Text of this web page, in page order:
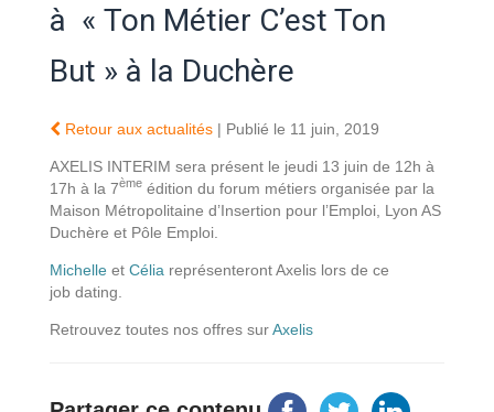
à « Ton Métier C’est Ton
But » à la Duchère
Retour aux actualités | Publié le 11 juin, 2019
AXELIS INTERIM sera présent le jeudi 13 juin de 12h à
17h à la 7ème édition du forum métiers organisée par la
Maison Métropolitaine d’Insertion pour l’Emploi, Lyon AS
Duchère et Pôle Emploi.
Michelle et Célia représenteront Axelis lors de ce
job dating.
Retrouvez toutes nos offres surAxelis